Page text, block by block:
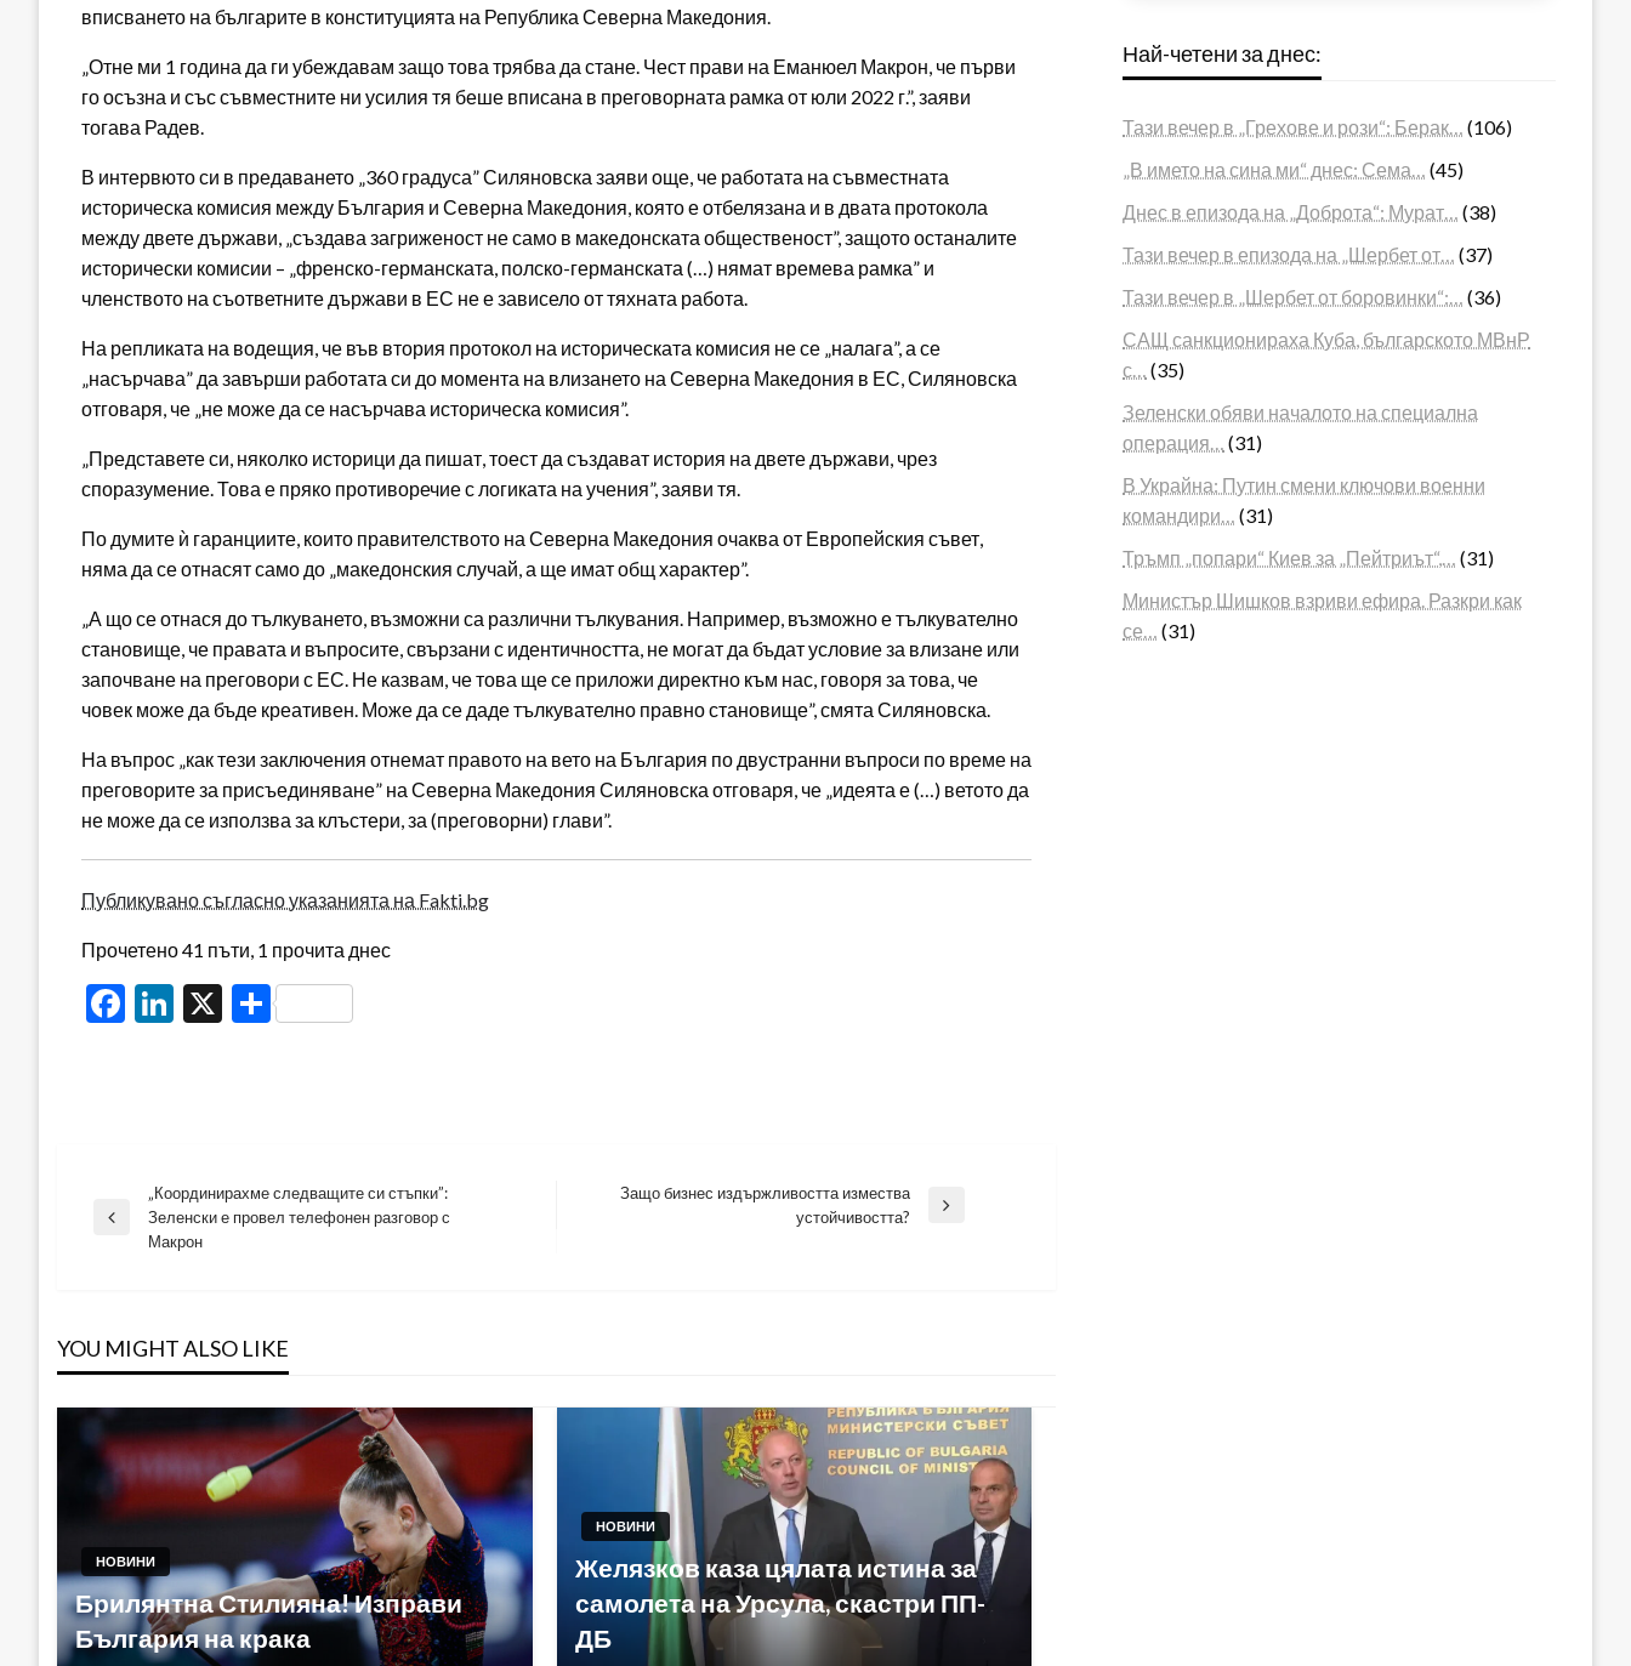
вписването на българите в конституцията на Република Северна Македония.
„Отне ми 1 година да ги убеждавам защо това трябва да стане. Чест прави на Еманюел Макрон, че първи
го осъзна и със съвместните ни усилия тя беше вписана в преговорната рамка от юли 2022 г.”, заяви
тогава Радев.
В интервюто си в предаването „360 градуса” Силяновска заяви още, че работата на съвместната
историческа комисия между България и Северна Македония, която е отбелязана и в двата протокола
между двете държави, „създава загриженост не само в македонската общественост”, защото останалите
исторически комисии – „френско-германската, полско-германската (…) нямат времева рамка” и
членството на съответните държави в ЕС не е зависело от тяхната работа.
На репликата на водещия, че във втория протокол на историческата комисия не се „налага”, а се
„насърчава” да завърши работата си до момента на влизането на Северна Македония в ЕС, Силяновска
отговаря, че „не може да се насърчава историческа комисия”.
„Представете си, няколко историци да пишат, тоест да създават история на двете държави, чрез
споразумение. Това е пряко противоречие с логиката на учения”, заяви тя.
По думите ѝ гаранциите, които правителството на Северна Македония очаква от Европейския съвет,
няма да се отнасят само до „македонския случай, а ще имат общ характер”.
„А що се отнася до тълкуването, възможни са различни тълкувания. Например, възможно е тълкувателно
становище, че правата и въпросите, свързани с идентичността, не могат да бъдат условие за влизане или
започване на преговори с ЕС. Не казвам, че това ще се приложи директно към нас, говоря за това, че
човек може да бъде креативен. Може да се даде тълкувателно правно становище”, смята Силяновска.
На въпрос „как тези заключения отнемат правото на вето на България по двустранни въпроси по време на
преговорите за присъединяване” на Северна Македония Силяновска отговаря, че „идеята е (…) ветото да
не може да се използва за клъстери, за (преговорни) глави”.
Публикувано съгласно указанията на Fakti.bg
Прочетено 41 пъти, 1 прочита днес
Facebook
LinkedIn
X Share
Навигация
Previous
„Координирахме следващите си стъпки”:
Зеленски е провел телефонен разговор с
Макрон
Защо бизнес издържливостта измества
устойчивостта?
YOU MIGHT ALSO LIKE
НОВИНИ
Брилянтна Стилияна! Изправи
България на крака
НОВИНИ
Желязков каза цялата истина за
самолета на Урсула, скастри ПП-
ДБ
Най-четени за днес:
Тази вечер в „Грехове и рози“: Берак…
(106)
„В името на сина ми“ днес: Сема…
(45)
Днес в епизода на „Доброта“: Мурат…
(38)
Тази вечер в епизода на „Шербет от…
(37)
Тази вечер в „Шербет от боровинки“:…
(36)
САЩ санкционираха Куба, българското МВнР
с…
(35)
Зеленски обяви началото на специална
операция…
(31)
В Украйна: Путин смени ключови военни
командири…
(31)
Тръмп „попари“ Киев за „Пейтриът“,…
(31)
Министър Шишков взриви ефира. Разкри как
се…
(31)